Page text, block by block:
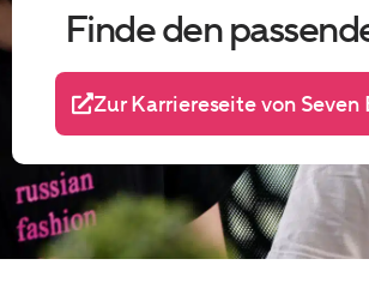
Finde den
Zur Karriereseite von Seven